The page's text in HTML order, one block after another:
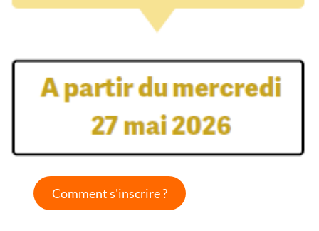
Comment s'inscrire ?